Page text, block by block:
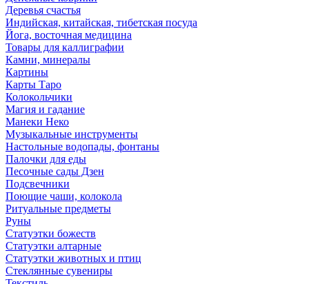
Деревья счастья
Индийская, китайская, тибетская посуда
Йога, восточная медицина
Товары для каллиграфии
Камни, минералы
Картины
Карты Таро
Колокольчики
Магия и гадание
Манеки Неко
Музыкальные инструменты
Настольные водопады, фонтаны
Палочки для еды
Песочные сады Дзен
Подсвечники
Поющие чаши, колокола
Ритуальные предметы
Руны
Статуэтки божеств
Статуэтки алтарные
Статуэтки животных и птиц
Стеклянные сувениры